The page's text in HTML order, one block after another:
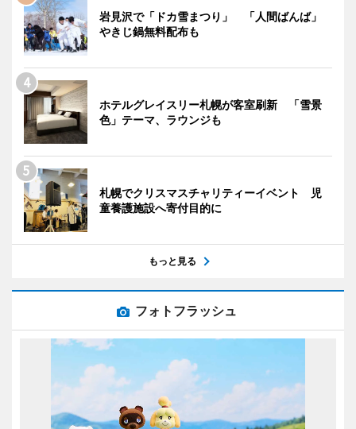
岩見沢で「ドカ雪まつり」 「人間ばんば」
やきじ鍋無料配布も
ホテルグレイスリー札幌が客室刷新 「雪景
色」テーマ、ラウンジも
札幌でクリスマスチャリティーイベント 児
童養護施設へ寄付目的に
もっと見る
フォトフラッシュ